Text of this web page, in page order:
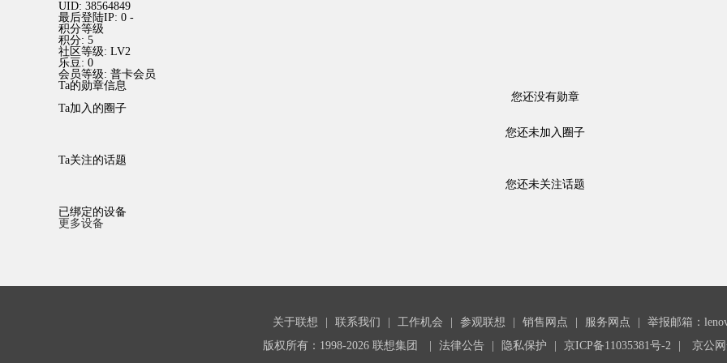
UID: 38564849
最后登陆IP: 0 -
积分等级
积分: 5
社区等级: LV2
乐豆: 0
会员等级: 普卡会员
Ta的勋章信息
您还没有勋章
Ta加入的圈子
您还未加入圈子
Ta关注的话题
您还未关注话题
已绑定的设备
更多设备
关于联想 联系我们 工作机会 参观联想 销售网点 服务网点
举报邮箱：
版权所有：1998-2026 联想集团
法律公告 隐私保护 京ICP备11035381号-2 京公